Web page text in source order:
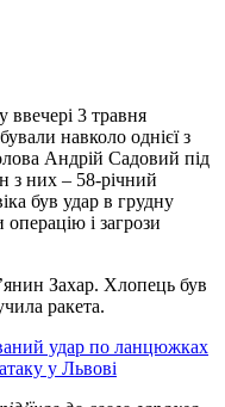
ввечері 3 травня
навколо однієї з
Андрій Садовий під
з них – 58-річний
був удар в грудну
операцію і загрози
Захар. Хлопець був
ракета.
удар по ланцюжках
у Львові